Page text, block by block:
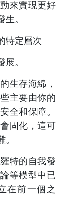
來實現更好
。
特定層次
。
生存海綿，
主要由你的
全和保障。
固化，這可
特的自我發
等模型中已
在前一個之